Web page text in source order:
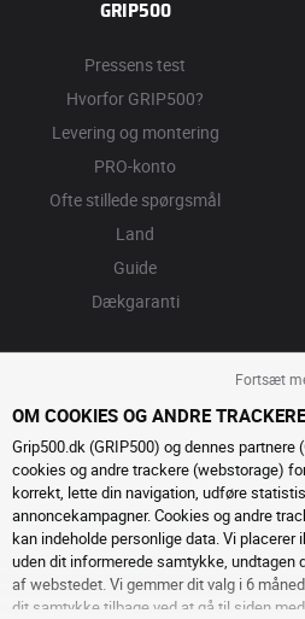
GRIP500
Pressens test
Hvorfor GRIP500?
Levering og montering
PRO-konto
Ofte stillede spørgsmål
Land
Guide
Dækgaranti
Fortsæt
OM COOKIES OG ANDRE TRACKERE
Grip500.dk (GRIP500) og dennes
cookies og andre trackere (webstorage)
korrekt, lette din navigation, udføre
annoncekampagner. Cookies og andre
kan indeholde personlige data. Vi
uden dit informerede samtykke, undtagen
af ​​webstedet. Vi gemmer dit valg i 6
dit samtykke tilbage ved at gå til siden